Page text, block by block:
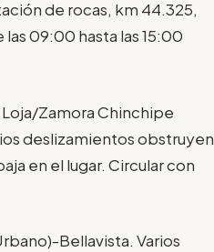
de rocas, km 44.325,
09:00 hasta las 15:00
Zamora Chinchipe
deslizamientos obstruyen
en el lugar. Circular con
Bellavista. Varios